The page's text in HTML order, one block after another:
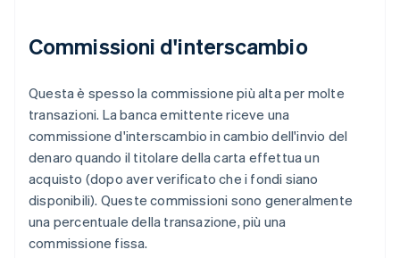
Commissioni d'interscambio
Questa è spesso la commissione più alta per molte
transazioni. La banca emittente riceve una
commissione d'interscambio in cambio dell'invio del
denaro quando il titolare della carta effettua un
acquisto (dopo aver verificato che i fondi siano
disponibili). Queste commissioni sono generalmente
una percentuale della transazione, più una
commissione fissa.